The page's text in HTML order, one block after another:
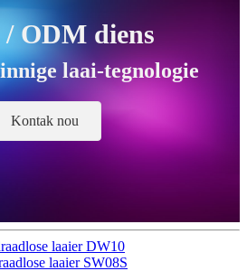
ODM diens
laai-tegnologie
Kontak nou
laaier DW10
laaier SW08S